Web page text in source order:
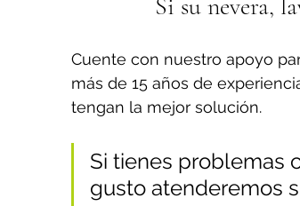
Si su nevera,
Cuente con nuestro apoyo
más de 15 años de
tengan la mejor solución.
Si tienes problemas
gusto atenderemos